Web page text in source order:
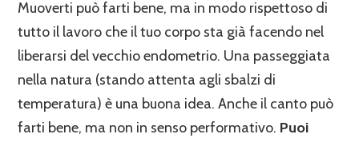
Muoverti può farti bene, ma in modo rispettoso di
tutto il lavoro che il tuo corpo sta già facendo nel
liberarsi del vecchio endometrio. Una passeggiata
nella natura (stando attenta agli sbalzi di
temperatura) è una buona idea. Anche il canto può
farti bene, ma non in senso performativo. Puoi